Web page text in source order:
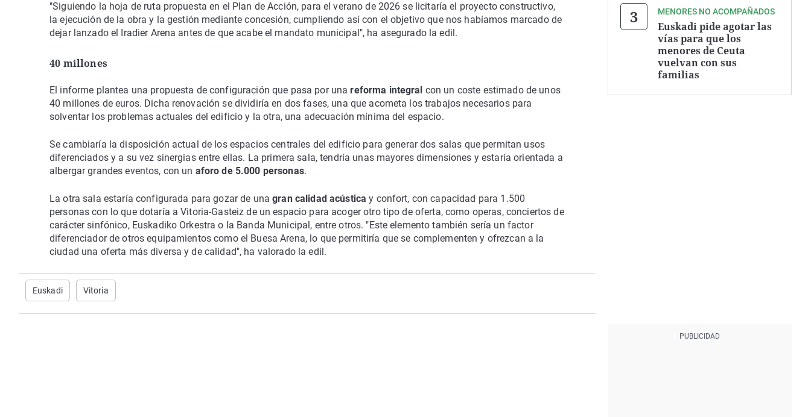
"Siguiendo la hoja de ruta propuesta en el Plan de Acción, para el verano de 2026 se licitaría el proyecto constructivo,
la ejecución de la obra y la gestión mediante concesión, cumpliendo así con el objetivo que nos habíamos marcado de
dejar lanzado el Iradier Arena antes de que acabe el mandato municipal", ha asegurado la edil.
40 millones
El informe plantea una propuesta de configuración que pasa por unareforma integral con un coste estimado de unos
40 millones de euros. Dicha renovación se dividiría en dos fases, una que acometa los trabajos necesarios para
solventar los problemas actuales del edificio y la otra, una adecuación mínima del espacio.
Se cambiaría la disposición actual de los espacios centrales del edificio para generar dos salas que permitan usos
diferenciados y a su vez sinergias entre ellas. La primera sala, tendría unas mayores dimensiones y estaría orientada a
albergar grandes eventos, con un aforo de 5.000 personas.
La otra sala estaría configurada para gozar de unagran calidad acústicay confort, con capacidad para 1.500
personas con lo que dotaría a Vitoria-Gasteiz de un espacio para acoger otro tipo de oferta, como operas, conciertos de
carácter sinfónico, Euskadiko Orkestra o la Banda Municipal, entre otros. "Este elemento también sería un factor
diferenciador de otros equipamientos como el Buesa Arena, lo que permitiría que se complementen y ofrezcan a la
ciudad una oferta más diversa y de calidad", ha valorado la edil.
Euskadi Vitoria
MENORES NO ACOMPAÑADOS
Euskadi pide agotar las
vías para que los
menores de Ceuta
vuelvan con sus
familias